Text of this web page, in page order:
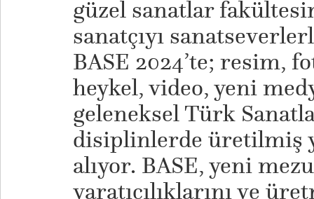
güzel sanatlar
sanatçıyı
BASE 2024’te; resim,
heykel, video, yeni
geleneksel Türk
disiplinlerde üretilmiş
alıyor. BASE, yeni
yaratıcılıklarını ve